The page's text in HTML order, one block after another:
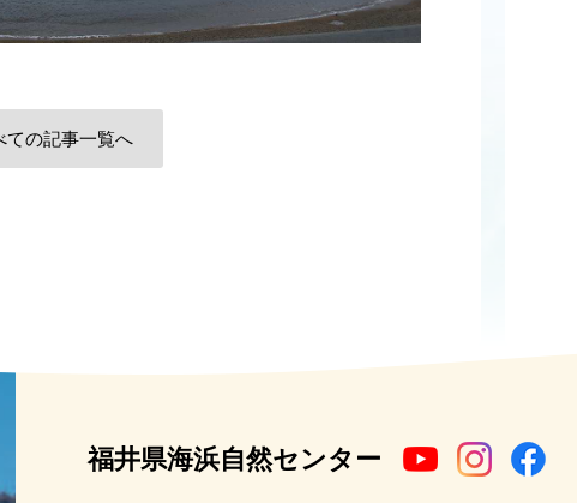
の記事一覧へ
福井県海浜自然センター